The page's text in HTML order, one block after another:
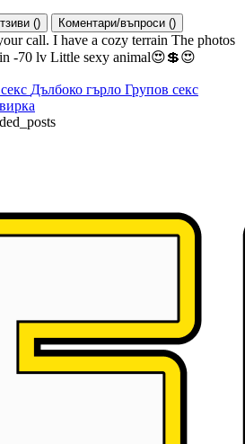
() Коментари/въпроси ()
call. I have a cozy terrain The photos
-70 lv Little sexy animal😍💲😍
Дълбоко гърло Групов секс